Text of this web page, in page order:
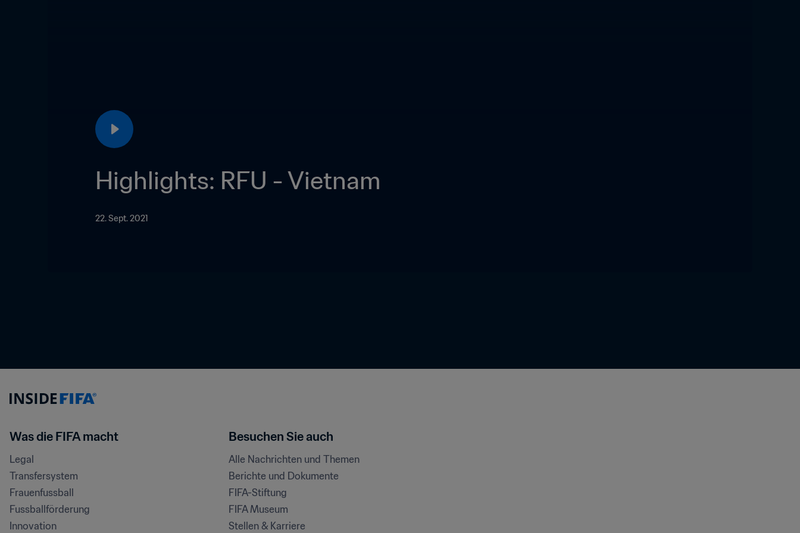
Highlights: RFU - Vietnam
22. Sept. 2021
Was die FIFA macht
Legal
Transfersystem
Frauenfussball
Fussballförderung
Innovation
Besuchen Sie auch
Alle Nachrichten und Themen
Berichte und Dokumente
FIFA-Stiftung
FIFA Museum
Stellen & Karriere